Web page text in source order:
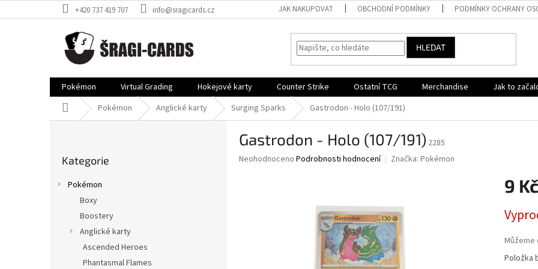
na
+420 737 419 707 info@sragicards.cz JAK NAKUPOVAT OBCHODNÍ PODMÍNKY PODMÍNKY OCHRANY
HLEDAT
Pokémon Virtual Grading Hokejové karty Counter Strike Ostatní TCG Merchandise Jak to
Domů Pokémon Anglické karty Surging Sparks Gastrodon - Holo (107/191)
kategorie
Kategorie
Pokémon
Boxy
Boostery
Anglické karty
Ascended Heroes
Phantasmal Flames
Gastrodon - Holo (107/191) 2285
Průměrné
Neohodnoceno Podrobnosti hodnocení Značka: Pokémon
9 Kč
cena:
Můžeme
Položka